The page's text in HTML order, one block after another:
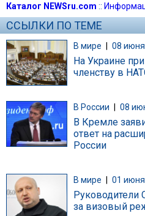
Каталог NEWSru.com ::
ССЫЛКИ ПО ТЕМЕ
В мире | 08 июня
На Украине
членству в
В России 08
В Кремле
ответ на
России
В мире 01 июня
Руководители
за визовый